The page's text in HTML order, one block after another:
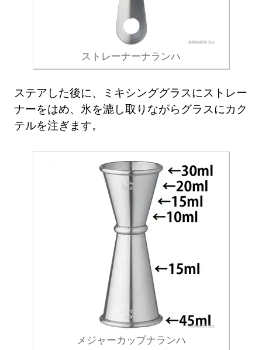
ストレーナーナランハ
ステアした後に、ミキシンググラスにストレー
ナーをはめ、氷を漉し取りながらグラスにカク
テルを注ぎます。
メジャーカップナランハ